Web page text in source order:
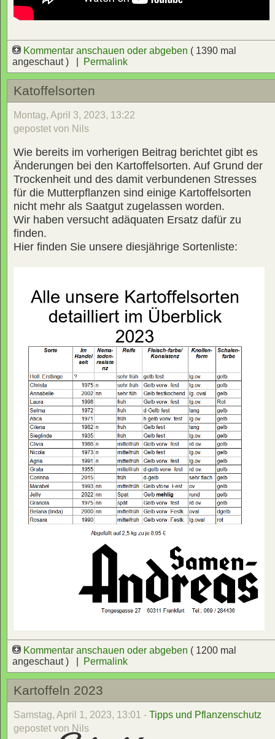
Kommentar anschauen oder abgeben ( 1390 mal
angeschaut ) |
Permalink
Katoffelsorten
Montag, April 3, 2023, 13:22
gepostet von Nils
Wie bereits im vorherigen Beitrag berichtet gibt es
Änderungen bei den Kartoffelsorten. Auf Grund der
Trockenheit und des damit verbundenen Stresses
für die Mutterpflanzen sind einige Kartoffelsorten
nicht mehr als Saatgut zugelassen worden.
Wir haben versucht adäquaten Ersatz dafür zu
finden.
Hier finden Sie unsere diesjährige Sortenliste:
Kommentar anschauen oder abgeben ( 1200 mal
angeschaut ) |
Permalink
Kartoffeln 2023
Samstag, April 1, 2023, 13:01 - Tipps und Pflanzenschutz
gepostet von Nils